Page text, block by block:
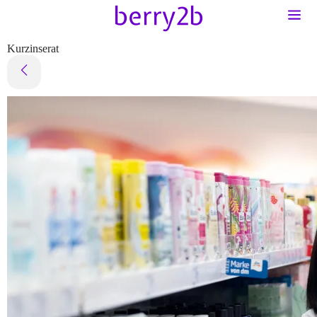
Kurzinserat